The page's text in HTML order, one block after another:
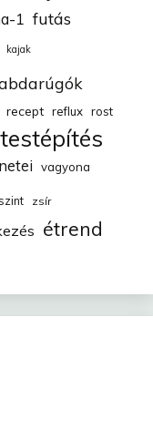
1 futás
kajak
recept reflux rost
testépítés
vagyona
zsír
étrend